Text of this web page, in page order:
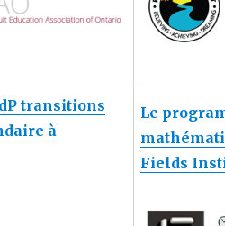
transitions
à
Le
Fields